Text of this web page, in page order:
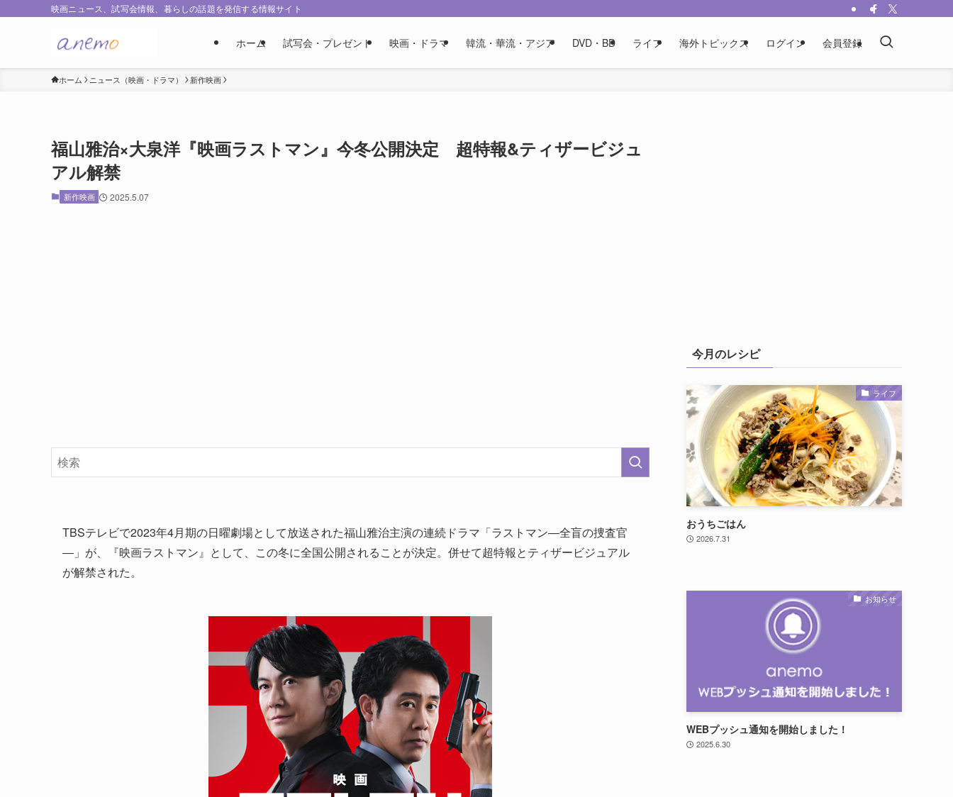
映画ニュース、試写会情報、暮らしの話題を発信する情報サイト
ホーム 試写会・プレゼント 映画・ドラマ 韓流・華流・アジア DVD・BD ライフ 海外トピックス ログイン 会員登録
ホーム ニュース（映画・ドラマ） 新作映画
福山雅治×大泉洋『映画ラストマン』今冬公開決定 超特報&ティザービジュ
アル解禁
新作映画 2025.5.07
TBSテレビで2023年4月期の日曜劇場として放送された福山雅治主演の連続ドラマ「ラストマン―全盲の捜査官
―」が、『映画ラストマン』として、この冬に全国公開されることが決定。併せて超特報とティザービジュアル
が解禁された。
今月のレシピ
ライフ
おうちごはん
2026.7.31
お知らせ
WEBプッシュ通知を開始しました！
2025.6.30